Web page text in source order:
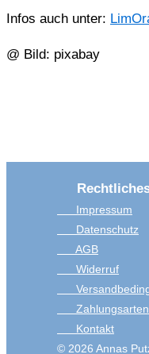
Infos auch unter:
@ Bild: pixabay
Impressum
Datenschutz
AGB
Widerruf
Zahlungsarten
Kontakt
© 2026 Annas